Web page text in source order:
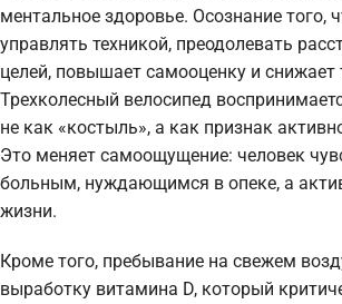
ментальное здоровье. Осознание того,
управлять техникой, преодолевать
целей, повышает самооценку и снижает
Трехколесный велосипед
не как «костыль», а как признак
Это меняет самоощущение: человек
больным, нуждающимся в опеке, а
жизни.
Кроме того, пребывание на свежем
выработку витамина D, который